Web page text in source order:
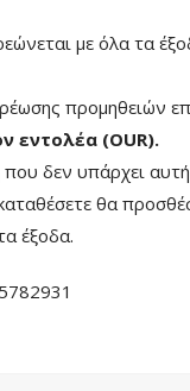
με όλα τα
προμηθειών
εντολέα (ΟUR).
δεν υπάρχει
θα
έξοδα.